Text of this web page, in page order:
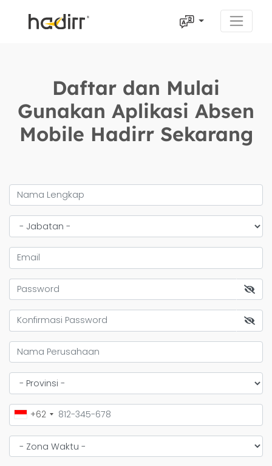
Daftar dan Mulai
Gunakan Aplikasi Absen
Mobile Hadirr Sekarang
+62